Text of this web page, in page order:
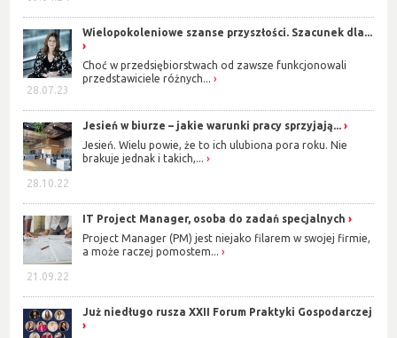
28.07.23
Wielopokoleniowe szanse przyszłości. Szacunek dla...
Choć w przedsiębiorstwach od zawsze funkcjonowali
przedstawiciele różnych...
28.10.22
Jesień w biurze – jakie warunki pracy sprzyjają...
Jesień. Wielu powie, że to ich ulubiona pora roku. Nie
brakuje jednak i takich,...
21.09.22
IT Project Manager, osoba do zadań specjalnych
Project Manager (PM) jest niejako filarem w swojej firmie,
a może raczej pomostem...
Już niedługo rusza XXII Forum Praktyki Gospodarczej